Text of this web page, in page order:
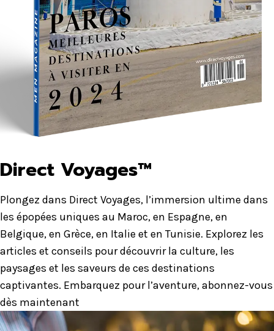
Direct Voyages™
Plongez dans Direct Voyages, l’immersion ultime dans
les épopées uniques au Maroc, en Espagne, en
Belgique, en Grèce, en Italie et en Tunisie. Explorez les
articles et conseils pour découvrir la culture, les
paysages et les saveurs de ces destinations
captivantes. Embarquez pour l’aventure, abonnez-vous
dès maintenant